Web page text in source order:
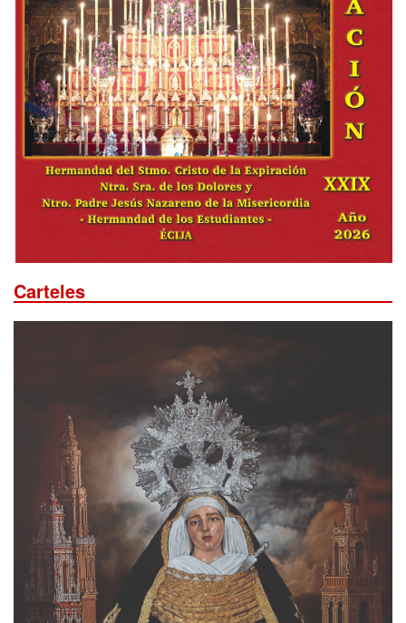
Carteles